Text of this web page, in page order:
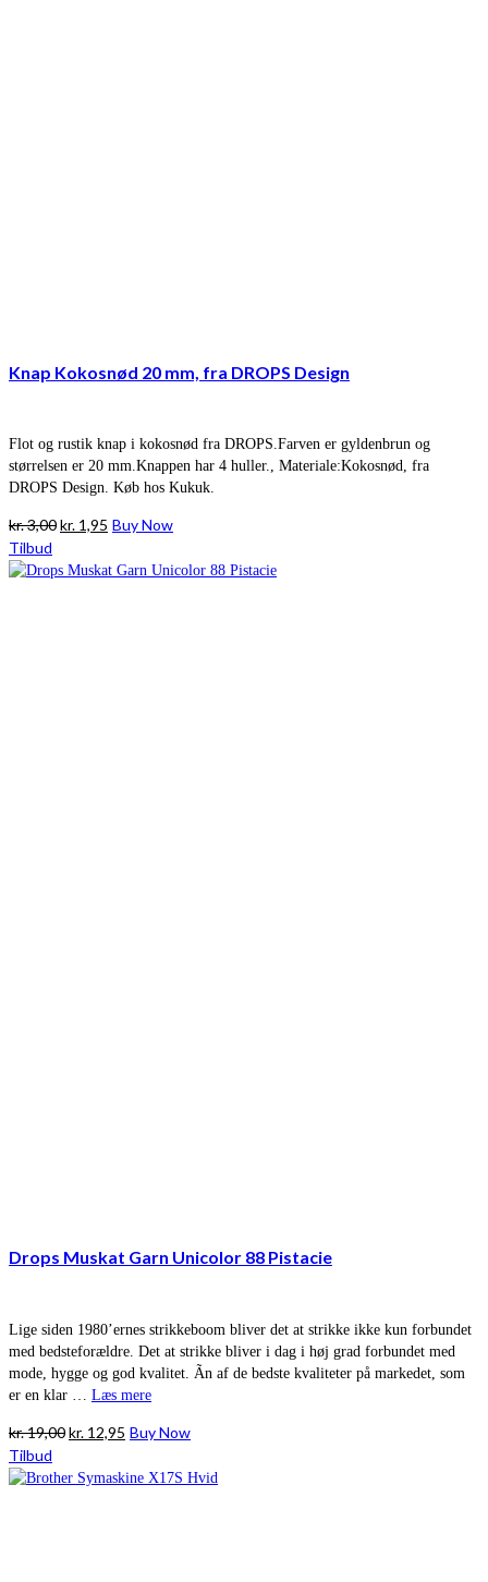
Knap Kokosnød 20 mm, fra DROPS Design
Flot og rustik knap i kokosnød fra DROPS.Farven er gyldenbrun og
størrelsen er 20 mm.Knappen har 4 huller., Materiale:Kokosnød, fra
DROPS Design. Køb hos Kukuk.
kr.3,00Den
pris
kr. 1,95 Den
pris
Buy Now
Tilbud
Drops Muskat Garn Unicolor 88 Pistacie
Lige siden 1980’ernes strikkeboom bliver det at strikke ikke kun forbundet
med bedsteforældre. Det at strikke bliver i dag i høj grad forbundet med
mode, hygge og god kvalitet. Ãn af de bedste kvaliteter på markedet, som
er en klar … Læs mere
kr.19,00Den
pris
kr. 12,95 Den
pris
Buy Now
Tilbud